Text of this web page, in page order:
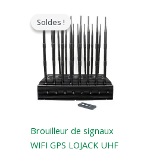
Soldes !
Soldes !
Brouilleur de signaux
WIFI GPS LOJACK UHF
prix
original
était
:
$2,399.00.
prix
actuel
:
$1,719.19.